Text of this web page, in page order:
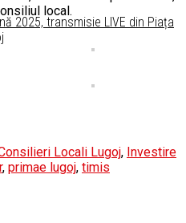
2025, transmisie LIVE din Piața
local.
Locali Lugoj, Investire
, primae lugoj, timis